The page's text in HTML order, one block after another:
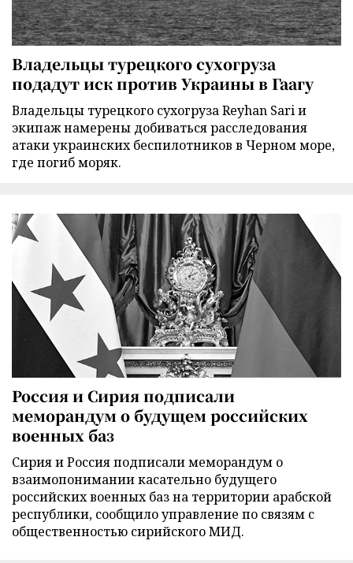
Владельцы турецкого сухогруза
подадут иск против Украины в Гаагу
Владельцы турецкого сухогруза Reyhan Sari и
экипаж намерены добиваться расследования
атаки украинских беспилотников в Черном море,
где погиб моряк.
Россия и Сирия подписали
меморандум о будущем российских
военных баз
Сирия и Россия подписали меморандум о
взаимопонимании касательно будущего
российских военных баз на территории арабской
республики, сообщило управление по связям с
общественностью сирийского МИД.